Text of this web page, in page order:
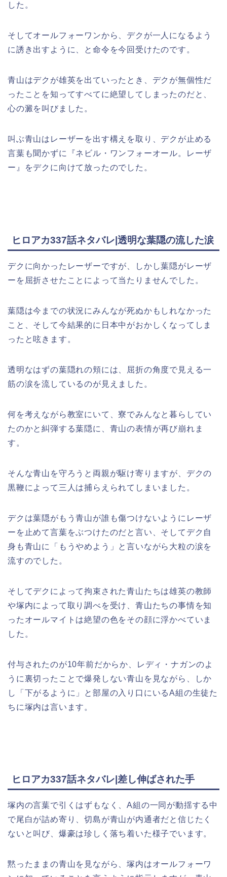
した。
そしてオールフォーワンから、デクが一人になるよう
に誘き出すように、と命令を今回受けたのです。
青山はデクが雄英を出ていったとき、デクが無個性だ
ったことを知ってすべてに絶望してしまったのだと、
心の澱を叫びました。
叫ぶ青山はレーザーを出す構えを取り、デクが止める
言葉も聞かずに『ネビル・ワンフォーオール。レーザ
ー』をデクに向けて放ったのでした。
ヒロアカ337話ネタバレ|透明な葉隠の流した涙
デクに向かったレーザーですが、しかし葉隠がレーザ
ーを屈折させたことによって当たりませんでした。
葉隠は今までの状況にみんなが死ぬかもしれなかった
こと、そして今結果的に日本中がおかしくなってしま
ったと呟きます。
透明なはずの葉隠れの頬には、屈折の角度で見える一
筋の涙を流しているのが見えました。
何を考えながら教室にいて、寮でみんなと暮らしてい
たのかと糾弾する葉隠に、青山の表情が再び崩れま
す。
そんな青山を守ろうと両親が駆け寄りますが、デクの
黒鞭によって三人は捕らえられてしまいました。
デクは葉隠がもう青山が誰も傷つけないようにレーザ
ーを止めて言葉をぶつけたのだと言い、そしてデク自
身も青山に「もうやめよう」と言いながら大粒の涙を
流すのでした。
そしてデクによって拘束された青山たちは雄英の教師
や塚内によって取り調べを受け、青山たちの事情を知
ったオールマイトは絶望の色をその顔に浮かべていま
した。
付与されたのが10年前だからか、レディ・ナガンのよ
うに裏切ったことで爆発しない青山を見ながら、しか
し「下がるように」と部屋の入り口にいるA組の生徒た
ちに塚内は言います。
ヒロアカ337話ネタバレ|差し伸ばされた手
塚内の言葉で引くはずもなく、A組の一同が動揺する中
で尾白が詰め寄り、切島が青山が内通者だと信じたく
ないと叫び、爆豪は珍しく落ち着いた様子でいます。
黙ったままの青山を見ながら、塚内はオールフォーワ